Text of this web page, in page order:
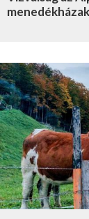
menedékházak